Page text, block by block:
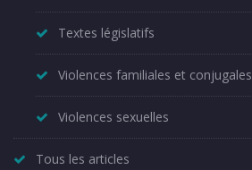
Textes législatifs
Violences familiales et conjugales
Violences sexuelles
Tous les articles